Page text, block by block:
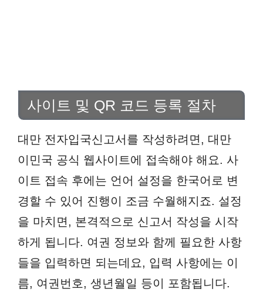
사이트 및 QR 코드 등록 절차
대만 전자입국신고서를 작성하려면, 대만
이민국 공식 웹사이트에 접속해야 해요. 사
이트 접속 후에는 언어 설정을 한국어로 변
경할 수 있어 진행이 조금 수월해지죠. 설정
을 마치면, 본격적으로 신고서 작성을 시작
하게 됩니다. 여권 정보와 함께 필요한 사항
들을 입력하면 되는데요, 입력 사항에는 이
름, 여권번호, 생년월일 등이 포함됩니다.